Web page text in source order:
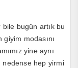
bile bugün artık bu
giyim modasını
yine aynı
nedense hep yirmi